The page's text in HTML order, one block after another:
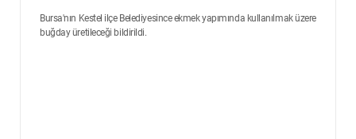
Bursa'nın Kestel ilçe Belediyesince ekmek yapımında kullanılmak üzere
buğday üretileceği bildirildi.